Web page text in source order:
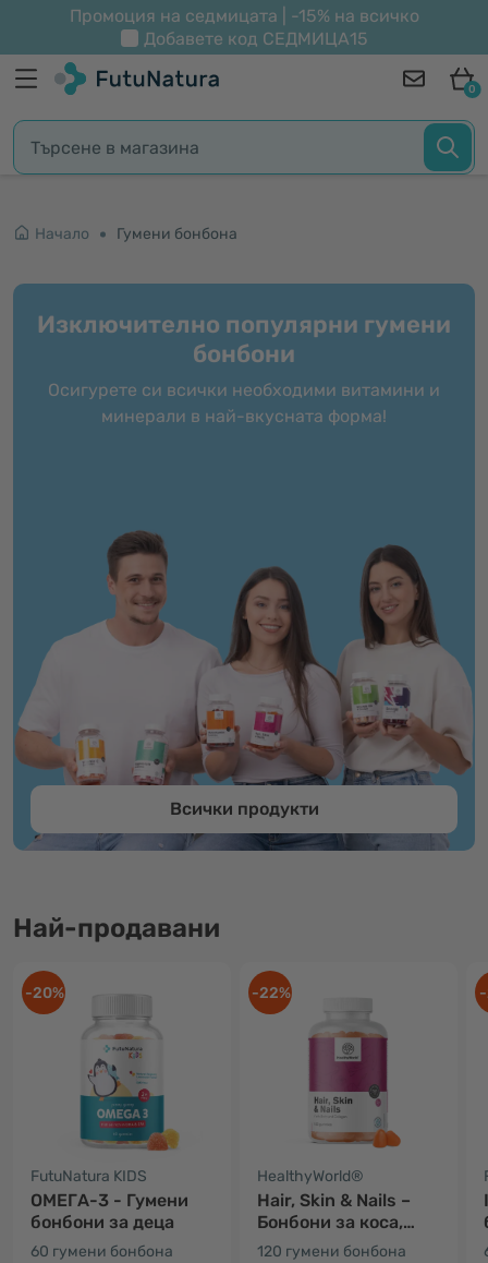
Промоция на седмицата | -15% на всичко
Добавете код СЕДМИЦА15
0
Начало Гумени бонбона
Изключително популярни гумени
бонбони
Осигурете си всички необходими витамини и
минерали в най-вкусната форма!
Всички продукти
Най-продавани
-20%
FutuNatura KIDS
ОМЕГА-3 - Гумени
бонбони за деца
60 гумени бонбона
-22%
HealthyWorld®
Hair, Skin & Nails –
Бонбони за коса,
кожа и нокти
120 гумени бонбона